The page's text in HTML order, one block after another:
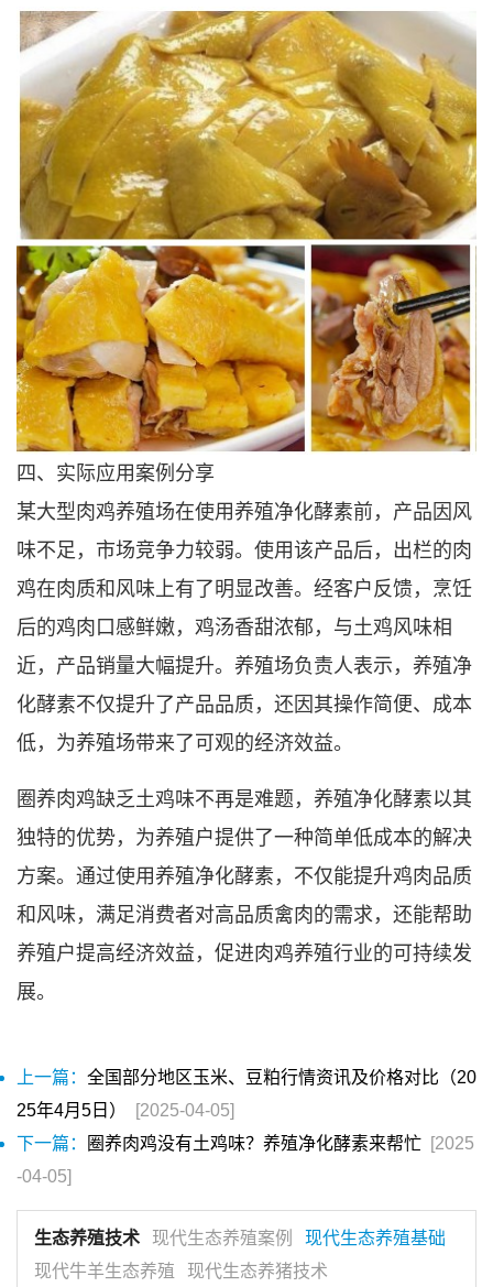
四、实际应用案例分享
某大型肉鸡养殖场在使用养殖净化酵素前，产品因风
味不足，市场竞争力较弱。使用该产品后，出栏的肉
鸡在肉质和风味上有了明显改善。经客户反馈，烹饪
后的鸡肉口感鲜嫩，鸡汤香甜浓郁，与土鸡风味相
近，产品销量大幅提升。养殖场负责人表示，养殖净
化酵素不仅提升了产品品质，还因其操作简便、成本
低，为养殖场带来了可观的经济效益。
圈养肉鸡缺乏土鸡味不再是难题，养殖净化酵素以其
独特的优势，为养殖户提供了一种简单低成本的解决
方案。通过使用养殖净化酵素，不仅能提升鸡肉品质
和风味，满足消费者对高品质禽肉的需求，还能帮助
养殖户提高经济效益，促进肉鸡养殖行业的可持续发
展。
上一篇： 全国部分地区玉米、豆粕行情资讯及价格对比（20
25年4月5日）
[2025-04-05]
下一篇：
圈养肉鸡没有土鸡味？养殖净化酵素来帮忙 [2025
-04-05]
生态养殖技术 现代生态养殖案例
现代生态养殖基础
现代牛羊生态养殖
现代生态养猪技术